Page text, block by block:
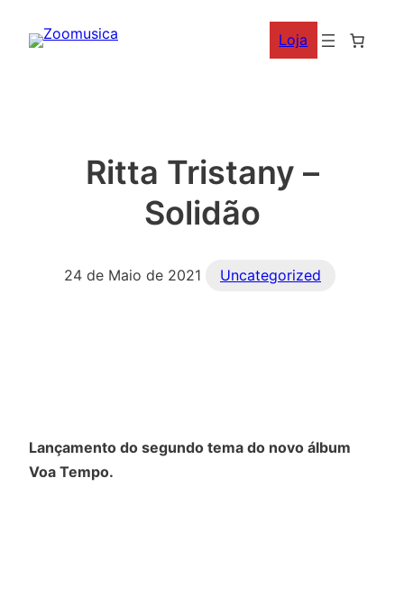
para
Loja
Ritta Tristany –
Solidão
24 de Maio de 2021 Uncategorized
Lançamento do segundo tema do novo álbum
Voa Tempo.